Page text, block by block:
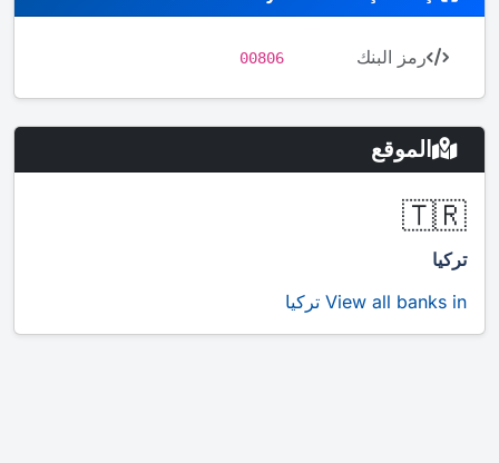
رمز البنك 00806
الموقع
🇹🇷
تركيا
View all banks in تركيا